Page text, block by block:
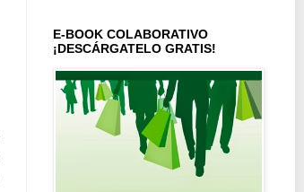
E-BOOK COLABORATIVO
¡DESCÁRGATELO GRATIS!